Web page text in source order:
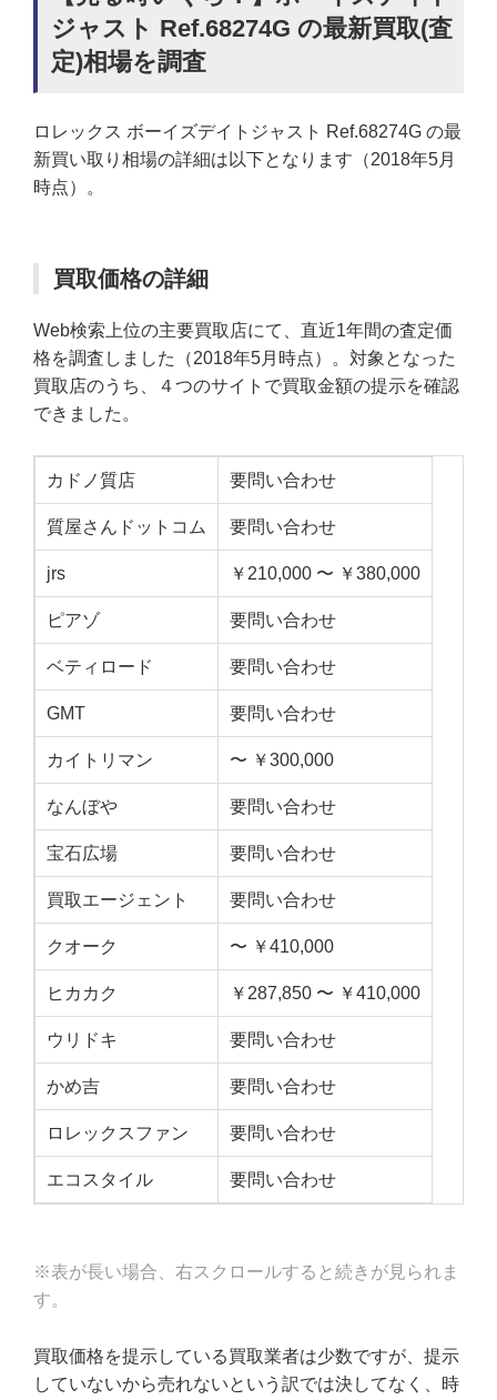
ジャスト Ref.68274G の最新買取(査
定)相場を調査
ロレックス ボーイズデイトジャスト Ref.68274G の最
新買い取り相場の詳細は以下となります（2018年5月
時点）。
買取価格の詳細
Web検索上位の主要買取店にて、直近1年間の査定価
格を調査しました（2018年5月時点）。対象となった
買取店のうち、４つのサイトで買取金額の提示を確認
できました。
カドノ質店 要問い合わせ
質屋さんドットコム 要問い合わせ
jrs ￥210,000 〜 ￥380,000
ピアゾ 要問い合わせ
ベティロード 要問い合わせ
GMT 要問い合わせ
カイトリマン 〜 ￥300,000
なんぼや 要問い合わせ
宝石広場 要問い合わせ
買取エージェント 要問い合わせ
クオーク 〜 ￥410,000
ヒカカク ￥287,850 〜 ￥410,000
ウリドキ 要問い合わせ
かめ吉 要問い合わせ
ロレックスファン 要問い合わせ
エコスタイル 要問い合わせ
※表が長い場合、右スクロールすると続きが見られま
す。
買取価格を提示している買取業者は少数ですが、提示
していないから売れないという訳では決してなく、時